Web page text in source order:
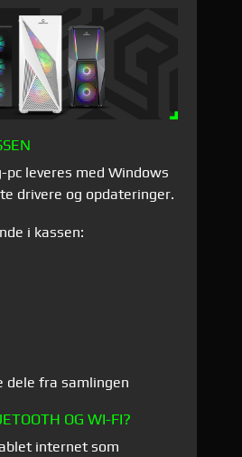
pc leveres med Windows
drivere og opdateringer.
i kassen:
dele fra samlingen
OG WI-FI?
internet som